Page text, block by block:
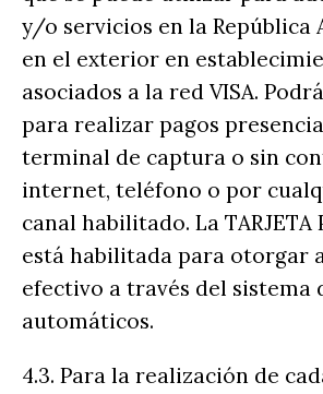
y/o servicios en la República
en el exterior en
asociados a la red VISA.
para realizar pagos
terminal de captura o sin
internet, teléfono o por
canal habilitado. La TARJETA
está habilitada para otorgar
efectivo a través del sistema
automáticos.
4.3. Para la realización de